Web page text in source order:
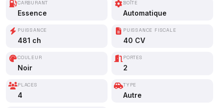
CARBURANT
Essence
BOÎTE
Automatique
PUISSANCE
481 ch
PUISSANCE FISCALE
40 CV
COULEUR
Noir
PORTES
2
PLACES
4
TYPE
Autre